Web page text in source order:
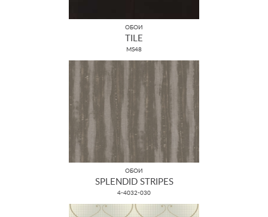
ОБОИ
TILE
MS48
ОБОИ
SPLENDID STRIPES
4-4032-030